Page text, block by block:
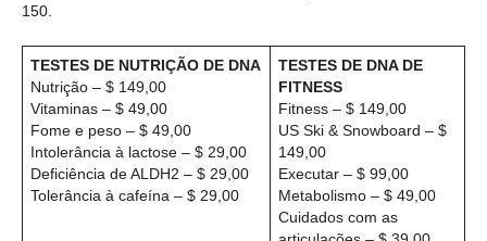
150.
TESTES DE NUTRIÇÃO DE DNA
Nutrição – $ 149,00
Vitaminas – $ 49,00
Fome e peso – $ 49,00
Intolerância à lactose – $ 29,00
Deficiência de ALDH2 – $ 29,00
Tolerância à cafeína – $ 29,00
TESTES DE DNA DE
FITNESS
Fitness – $ 149,00
US Ski & Snowboard – $
149,00
Executar – $ 99,00
Metabolismo – $ 49,00
Cuidados com as